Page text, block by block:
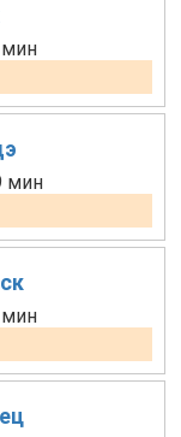
мин
мин
мин